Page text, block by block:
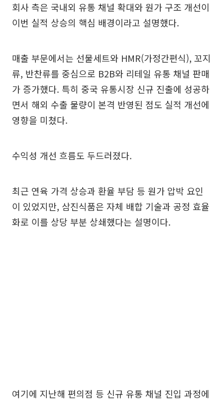
회사 측은 국내외 유통 채널 확대와 원가 구조 개선이
이번 실적 상승의 핵심 배경이라고 설명했다.
매출 부문에서는 선물세트와 HMR(가정간편식), 꼬지
류, 반찬류를 중심으로 B2B와 리테일 유통 채널 판매
가 증가했다. 특히 중국 유통시장 신규 진출에 성공하
면서 해외 수출 물량이 본격 반영된 점도 실적 개선에
영향을 미쳤다.
수익성 개선 흐름도 두드러졌다.
최근 연육 가격 상승과 환율 부담 등 원가 압박 요인
이 있었지만, 삼진식품은 자체 배합 기술과 공정 효율
화로 이를 상당 부분 상쇄했다는 설명이다.
여기에 지난해 편의점 등 신규 유통 채널 진입 과정에